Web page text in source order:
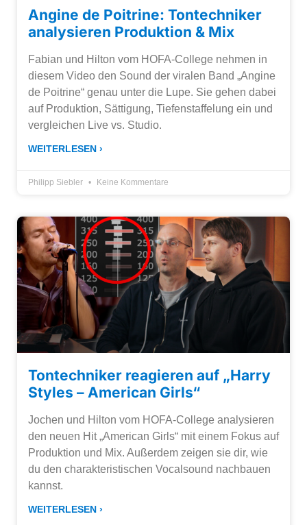
Angine de Poitrine: Tontechniker
analysieren Produktion & Mix
Fabian und Hilton vom HOFA-College nehmen in
diesem Video den Sound der viralen Band „Angine
de Poitrine“ genau unter die Lupe. Sie gehen dabei
auf Produktion, Sättigung, Tiefenstaffelung ein und
vergleichen Live vs. Studio.
WEITERLESEN ›
Philipp Siebler Keine Kommentare
Tontechniker reagieren auf „Harry
Styles – American Girls“
Jochen und Hilton vom HOFA-College analysieren
den neuen Hit „American Girls“ mit einem Fokus auf
Produktion und Mix. Außerdem zeigen sie dir, wie
du den charakteristischen Vocalsound nachbauen
kannst.
WEITERLESEN ›